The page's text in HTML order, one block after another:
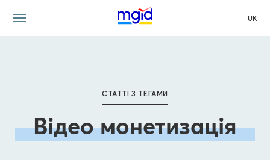
UK
СТАТТІ З ТЕГАМИ
Відео монетизація